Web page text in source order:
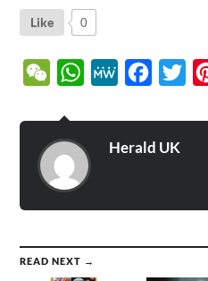
Like 0
WeChatWhatsApp
MeWe
Herald UK
READ NEXT →